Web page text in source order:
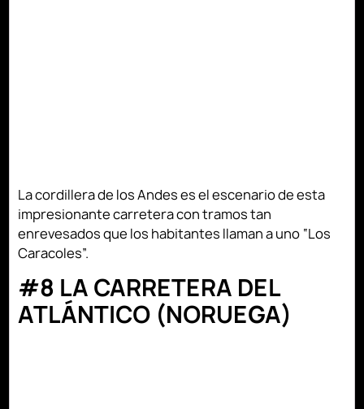
La cordillera de los Andes es el escenario de esta
impresionante carretera con tramos tan
enrevesados que los habitantes llaman a uno “Los
Caracoles”.
#8 LA CARRETERA DEL
ATLÁNTICO (NORUEGA)